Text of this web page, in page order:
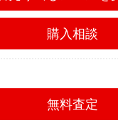
購入相談
無料査定